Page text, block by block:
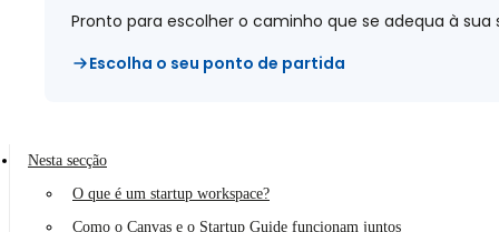
Pronto para escolher o caminho que se adequa à sua
Escolha o seu ponto de partida
Nesta secção
O que é um startup workspace?
Como o Canvas e o Startup Guide funcionam juntos